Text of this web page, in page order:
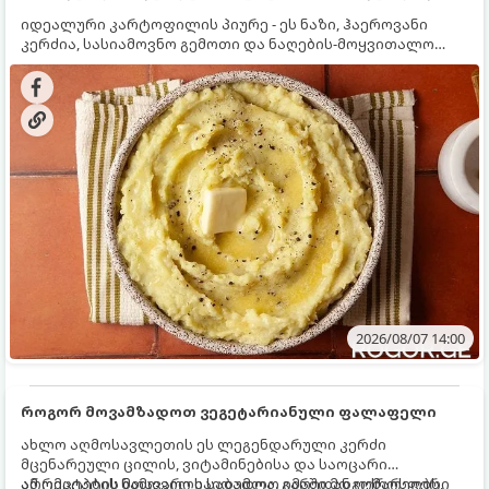
იდეალური კარტოფილის პიურე - ეს ნაზი, ჰაეროვანი
კერძია, სასიამოვნო გემოთი და ნაღების-მოყვითალო
ფერით. მისი მომზადება ძალიან მარტივია, მაგრამ
არსებობს რამდენიმე საიდუმლო, რომლებიც უნდა
იცოდეთ, რომ პიურე იდეალურად გემრიელი გამოვიდეს.
2026/08/07 14:00
როგორ მოვამზადოთ ვეგეტარიანული ფალაფელი
ახლო აღმოსავლეთის ეს ლეგენდარული კერძი
მცენარეული ცილის, ვიტამინებისა და საოცარი
არომატების ნამდვილი საბადოა. გარედან ოქროსფერი
ამ რეცეპტის მთავარი საიდუმლო იმაში მდგომარეობს,